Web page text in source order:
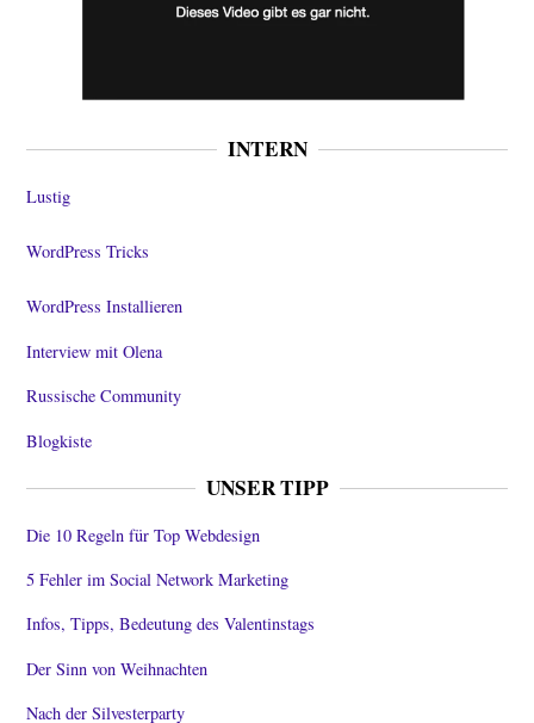
INTERN
Lustig
WordPress Tricks
WordPress Installieren
Interview mit Olena
Russische Community
Blogkiste
UNSER TIPP
Die 10 Regeln für Top Webdesign
5 Fehler im Social Network Marketing
Infos, Tipps, Bedeutung des Valentinstags
Der Sinn von Weihnachten
Nach der Silvesterparty